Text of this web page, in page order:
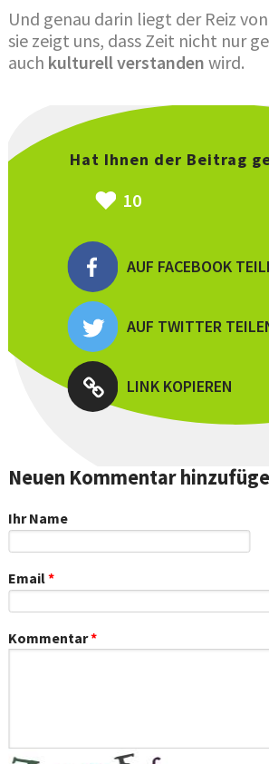
Und genau darin liegt der Reiz
sie zeigt uns, dass Zeit nicht nur
auch kulturell verstanden wird.
Hat Ihnen der Beitrag
10
AUF FACEBOOK
AUF TWITTER
LINK KOPIEREN
Neuen Kommentar
Ihr Name
Email*
Kommentar*